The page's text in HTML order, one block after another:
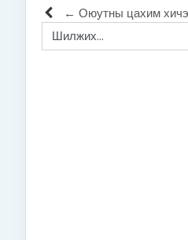
← Оюутны цахим
Шилжих...